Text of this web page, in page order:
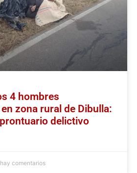
4 hombres
zona rural de Dibulla:
delictivo
comentarios